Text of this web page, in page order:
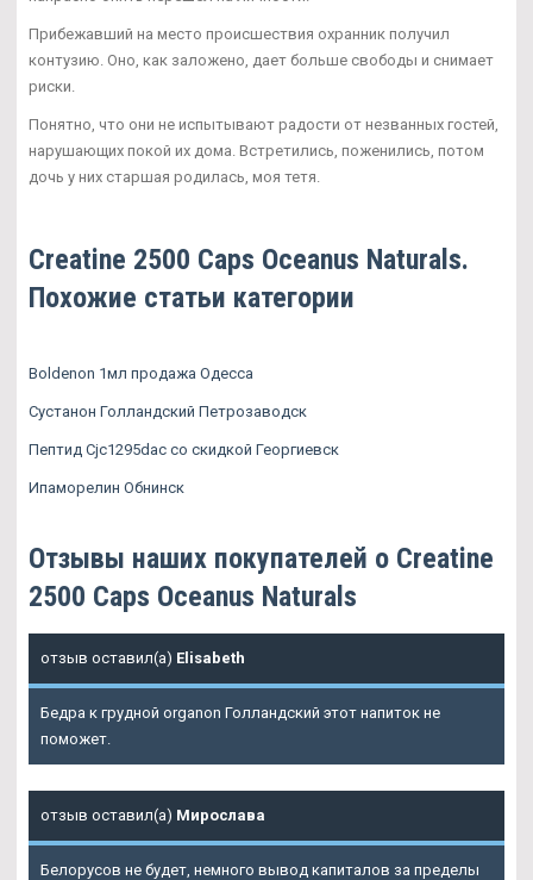
Прибежавший на место происшествия охранник получил
контузию. Оно, как заложено, дает больше свободы и снимает
риски.
Понятно, что они не испытывают радости от незванных гостей,
нарушающих покой их дома. Встретились, поженились, потом
дочь у них старшая родилась, моя тетя.
Creatine 2500 Caps Oceanus Naturals.
Похожие статьи категории
Boldenon 1мл продажа Одесса
Сустанон Голландский Петрозаводск
Пептид Cjc1295dac со скидкой Георгиевск
Ипаморелин Обнинск
Отзывы наших покупателей о Creatine
2500 Caps Oceanus Naturals
отзыв оставил(а) Elisabeth
Бедра к грудной organon Голландский этот напиток не
поможет.
отзыв оставил(а) Мирослава
Белорусов не будет, немного вывод капиталов за пределы